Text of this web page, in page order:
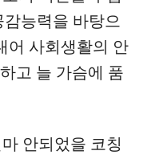
감능력을 바탕으
어 사회생활의 안
고 늘 가슴에 품
안되었을 코칭